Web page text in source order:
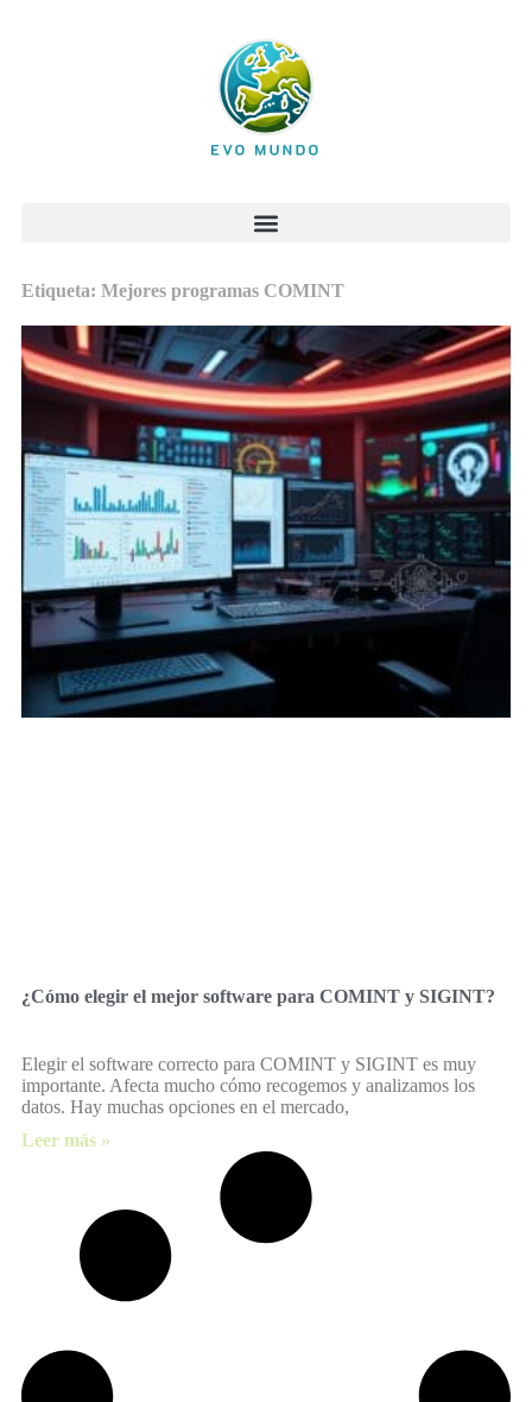
Etiqueta: Mejores programas COMINT
¿Cómo elegir el mejor software para COMINT y SIGINT?
Elegir el software correcto para COMINT y SIGINT es muy
importante. Afecta mucho cómo recogemos y analizamos los
datos. Hay muchas opciones en el mercado,
Leer más »